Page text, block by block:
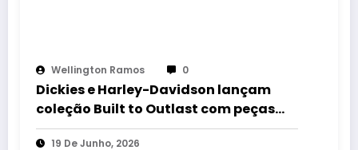
Wellington Ramos 0
Dickies e Harley-Davidson lançam
coleção Built to Outlast com peças
exclusivas em edição limitada
19 De Junho, 2026